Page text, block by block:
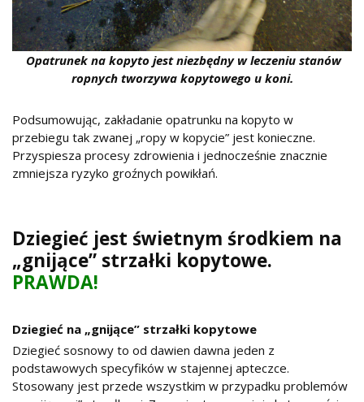
Opatrunek na kopyto jest niezbędny w leczeniu stanów
ropnych tworzywa kopytowego u koni.
Podsumowując, zakładanie opatrunku na kopyto w
przebiegu tak zwanej „ropy w kopycie” jest konieczne.
Przyspiesza procesy zdrowienia i jednocześnie znacznie
zmniejsza ryzyko groźnych powikłań.
Dziegieć jest świetnym środkiem na
„gnijące” strzałki kopytowe.
PRAWDA!
Dziegieć na „gnijące” strzałki kopytowe
Dziegieć sosnowy to od dawien dawna jeden z
podstawowych specyfików w stajennej apteczce.
Stosowany jest przede wszystkim w przypadku problemów